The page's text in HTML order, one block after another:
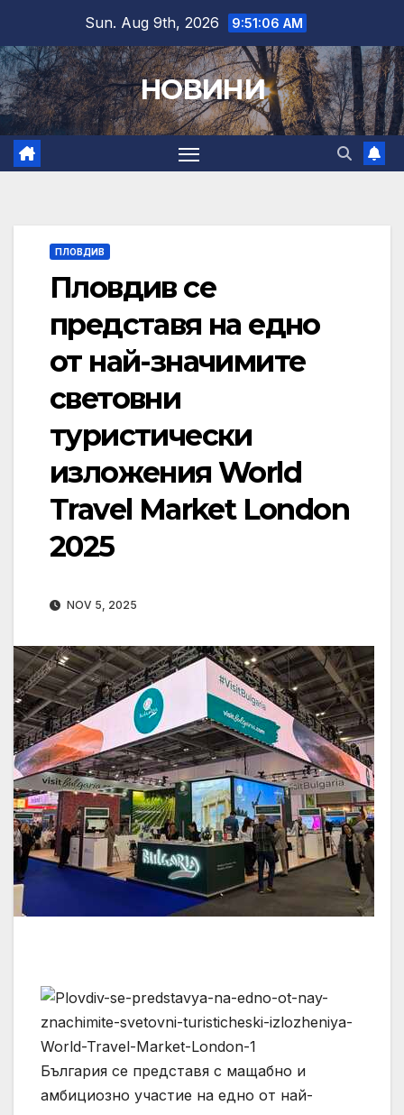
content
Sun. Aug 9th, 2026 9:51:07 AM
НОВИНИ
ПЛОВДИВ
Пловдив се
представя на едно
от най-значимите
световни
туристически
изложения World
Travel Market London
2025
NOV 5, 2025
България се представя с мащабно и
амбициозно участие на едно от най-